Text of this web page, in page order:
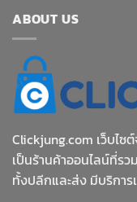
ABOUT US
Clickjung.com เว็บไ
เป็นร้านค้าออนไลน์ที่ร
ทั้งปลีกและส่ง มีบริกา